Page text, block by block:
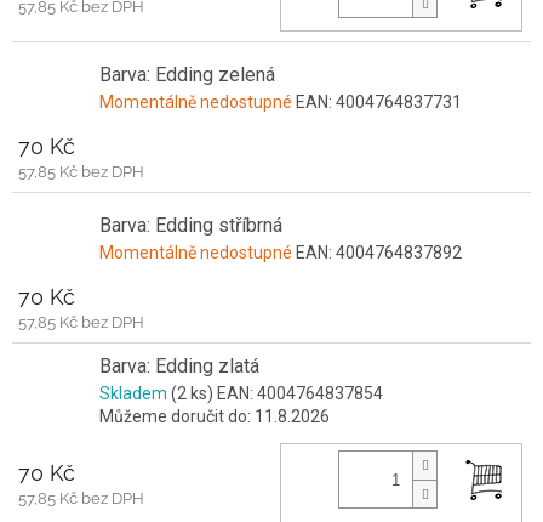
57,85 Kč bez DPH
Barva: Edding zelená
Momentálně nedostupné EAN: 4004764837731
70 Kč
57,85 Kč bez DPH
Barva: Edding stříbrná
Momentálně nedostupné EAN: 4004764837892
70 Kč
57,85 Kč bez DPH
Barva: Edding zlatá
Skladem (2 ks) EAN: 4004764837854
Můžeme doručit do: 11.8.2026
70 Kč
57,85 Kč bez DPH